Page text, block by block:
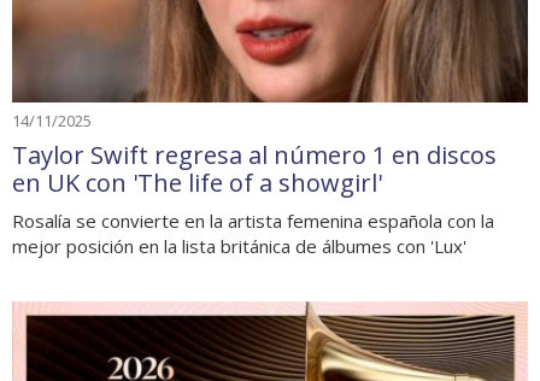
14/11/2025
Taylor Swift regresa al número 1 en discos
en UK con 'The life of a showgirl'
Rosalía se convierte en la artista femenina española con la
mejor posición en la lista británica de álbumes con 'Lux'